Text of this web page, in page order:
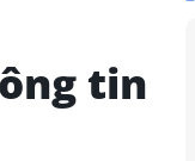
tin